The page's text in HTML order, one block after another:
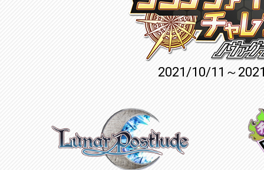
2021/10/11～